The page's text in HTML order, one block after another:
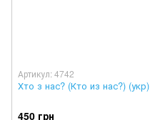
Артикул: 4742
Хто з нас? (Кто из нас?) (укр)
450 грн